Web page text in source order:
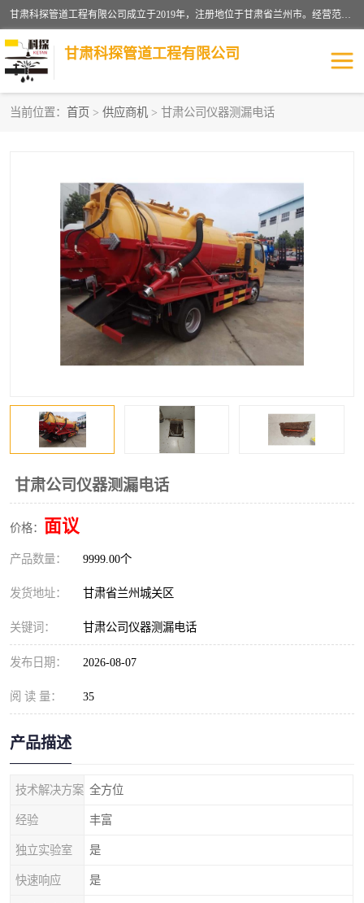
甘肃科探管道工程有限公司成立于2019年，注册地位于甘肃省兰州市。经营范围包括管道安装、清洗、疏通、维修、检测，防水工程，工程钻孔，化粪池清理，暖气安装，给排水管道安装维修，室内外管道如消防、供水、供热管道漏水检测定位，室内外防水堵漏等。
甘肃科探管道工程有限公司
当前位置： 首页 > 供应商机 > 甘肃公司仪器测漏电话
甘肃公司仪器测漏电话
价格： 面议
产品数量： 9999.00个
发货地址： 甘肃省兰州城关区
关键词： 甘肃公司仪器测漏电话
发布日期： 2026-08-07
阅 读 量： 35
产品描述
技术解决方案 全方位
经验 丰富
独立实验室 是
快速响应 是
漏水检查维修 消防管道漏水
供热管道漏水 排水管道漏水
自来水管漏水 管道疏通
高压车疏通清淤